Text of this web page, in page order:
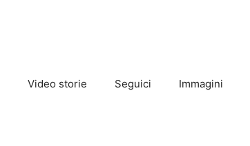
Video storie Seguici Immagini